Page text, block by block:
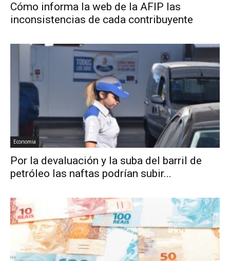
Cómo informa la web de la AFIP las
inconsistencias de cada contribuyente
Economia
Por la devaluación y la suba del barril de
petróleo las naftas podrían subir...